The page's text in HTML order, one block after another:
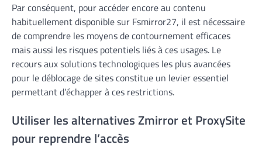
Par conséquent, pour accéder encore au contenu
habituellement disponible sur Fsmirror27, il est nécessaire
de comprendre les moyens de contournement efficaces
mais aussi les risques potentiels liés à ces usages. Le
recours aux solutions technologiques les plus avancées
pour le déblocage de sites constitue un levier essentiel
permettant d’échapper à ces restrictions.
Utiliser les alternatives Zmirror et ProxySite
pour reprendre l’accès